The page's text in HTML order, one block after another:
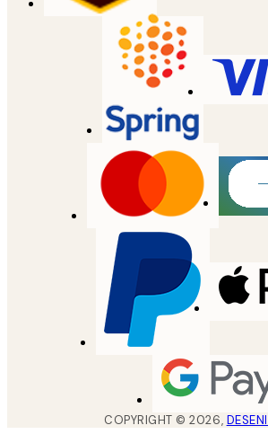
COPYRIGHT ©2026,